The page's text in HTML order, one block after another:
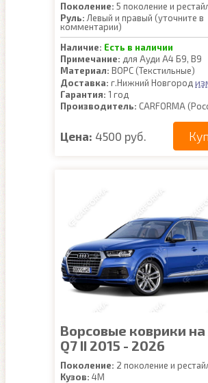
Поколение: 5 поколение и
Руль: Левый и правый (уточните в
комментарии)
Наличие: Есть в наличии
Примечание: для Ауди А4 Б9, В9
Материал: ВОРС (Текстильные)
Доставка: г.Нижний Новгород
Гарантия: 1 год
Производитель: CARFORMA
Цена: 4500 руб.
Ворсовые коврики на
Q7 II 2015 - 2026
Поколение: 2 поколение и
Кузов: 4M